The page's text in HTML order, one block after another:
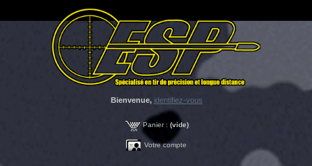
Bienvenue, identifiez-vous
Panier : (vide)
Votre compte